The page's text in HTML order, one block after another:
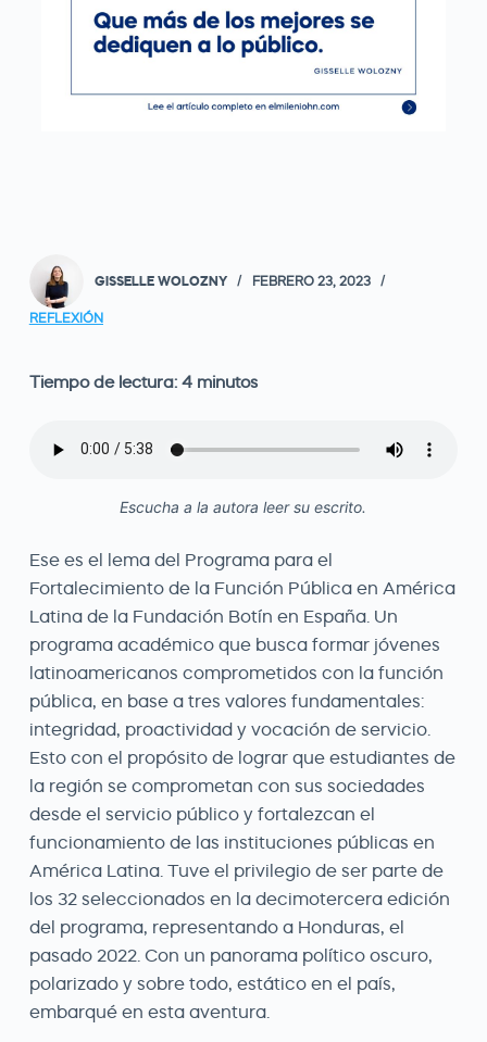
GISSELLE WOLOZNY FEBRERO 23, 2023
REFLEXIÓN
Tiempo de lectura: 4 minutos
Escucha a la autora leer su escrito.
Ese es el lema del Programa para el
Fortalecimiento de la Función Pública en América
Latina de la Fundación Botín en España. Un
programa académico que busca formar jóvenes
latinoamericanos comprometidos con la función
pública, en base a tres valores fundamentales:
integridad, proactividad y vocación de servicio.
Esto con el propósito de lograr que estudiantes de
la región se comprometan con sus sociedades
desde el servicio público y fortalezcan el
funcionamiento de las instituciones públicas en
América Latina. Tuve el privilegio de ser parte de
los 32 seleccionados en la decimotercera edición
del programa, representando a Honduras, el
pasado 2022. Con un panorama político oscuro,
polarizado y sobre todo, estático en el país,
embarqué en esta aventura.